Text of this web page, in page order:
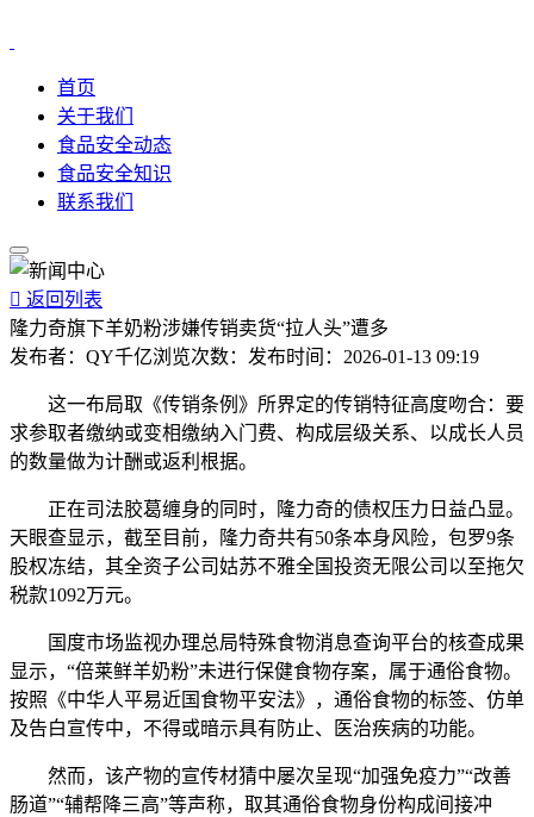
首页
关于我们
食品安全动态
食品安全知识
联系我们
 返回列表
隆力奇旗下羊奶粉涉嫌传销卖货“拉人头”遭多
发布者： QY千亿浏览次数： 发布时间： 2026-01-13 09:19
这一布局取《传销条例》所界定的传销特征高度吻合：要
求参取者缴纳或变相缴纳入门费、构成层级关系、以成长人员
的数量做为计酬或返利根据。
正在司法胶葛缠身的同时，隆力奇的债权压力日益凸显。
天眼查显示，截至目前，隆力奇共有50条本身风险，包罗9条
股权冻结，其全资子公司姑苏不雅全国投资无限公司以至拖欠
税款1092万元。
国度市场监视办理总局特殊食物消息查询平台的核查成果
显示，“倍莱鲜羊奶粉”未进行保健食物存案，属于通俗食物。
按照《中华人平易近国食物平安法》，通俗食物的标签、仿单
及告白宣传中，不得或暗示具有防止、医治疾病的功能。
然而，该产物的宣传材猜中屡次呈现“加强免疫力”“改善
肠道”“辅帮降三高”等声称，取其通俗食物身份构成间接冲